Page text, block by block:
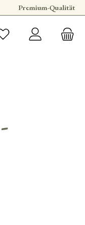
Premium-Qualität